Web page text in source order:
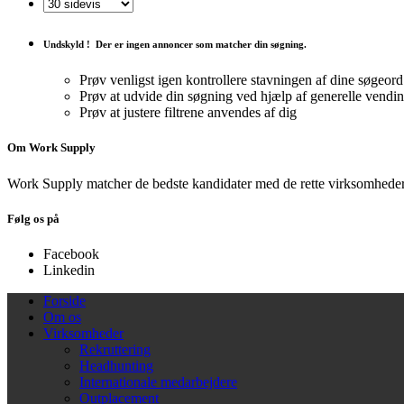
Undskyld ! Der er ingen annoncer som matcher din søgning.
Prøv venligst igen kontrollere stavningen af ​​dine søgeord
Prøv at udvide din søgning ved hjælp af generelle
Prøv at justere filtrene anvendes af dig
Om Work Supply
Work Supply matcher de bedste kandidater med de rette
Følg os på
Facebook
Linkedin
Forside
Om os
Virksomheder
Rekruttering
Headhunting
Internationale medarbejdere
Outplacement